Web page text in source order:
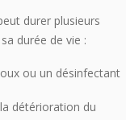
durer plusieurs
durée de vie :
ou un désinfectant
détérioration du